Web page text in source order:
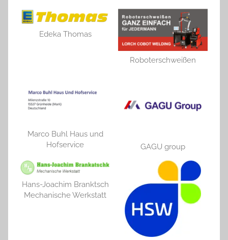
Edeka Thomas
Roboterschweißen
Marco Buhl Haus und
Hofservice
GAGU group
Hans-Joachim Branktsch
Mechanische Werkstatt